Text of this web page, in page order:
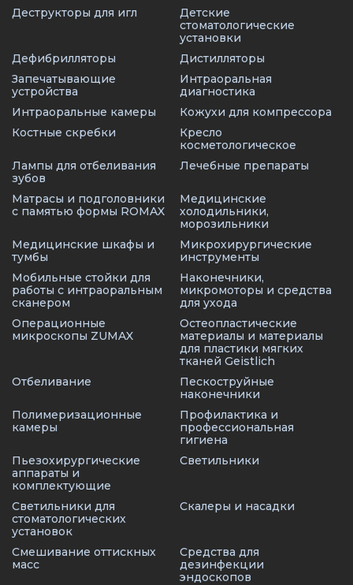
Деструкторы для игл
Детские
стоматологические
установки
Дефибрилляторы
Дистилляторы
Запечатывающие
устройства
Интраоральная
диагностика
Интраоральные камеры
Кожухи для компрессора
Костные скребки
Кресло
косметологическое
Лампы для отбеливания
зубов
Лечебные препараты
Матрасы и подголовники
с памятью формы ROMAX
Медицинские
холодильники,
морозильники
Медицинские шкафы и
тумбы
Микрохирургические
инструменты
Мобильные стойки для
работы с интраоральным
сканером
Наконечники,
микромоторы и средства
для ухода
Операционные
микроскопы ZUMAX
Остеопластические
материалы и материалы
для пластики мягких
тканей Geistlich
Отбеливание
Пескоструйные
наконечники
Полимеризационные
камеры
Профилактика и
профессиональная
гигиена
Пьезохирургические
аппараты и
комплектующие
Светильники
Светильники для
стоматологических
установок
Скалеры и насадки
Смешивание оттискных
масс
Средства для
дезинфекции
эндоскопов